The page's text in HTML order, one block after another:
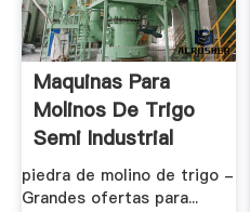
Maquinas Para
Molinos De Trigo
Semi Industrial
piedra de molino de trigo -
Grandes ofertas para...